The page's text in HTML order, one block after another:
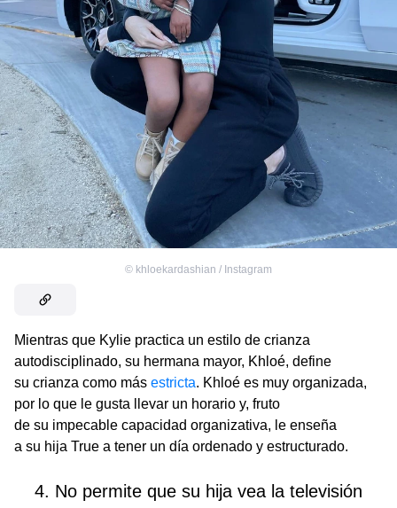
© khloekardashian / Instagram
Mientras que Kylie practica un estilo de crianza
autodisciplinado, su hermana mayor, Khloé, define
su crianza como más estricta. Khloé es muy organizada,
por lo que le gusta llevar un horario y, fruto
de su impecable capacidad organizativa, le enseña
a su hija True a tener un día ordenado y estructurado.
4. No permite que su hija vea la televisión